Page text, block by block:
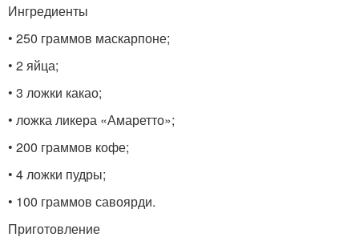
Ингредиенты
• 250 граммов маскарпоне;
• 2 яйца;
• 3 ложки какао;
• ложка ликера «Амаретто»;
• 200 граммов кофе;
• 4 ложки пудры;
• 100 граммов савоярди.
Приготовление